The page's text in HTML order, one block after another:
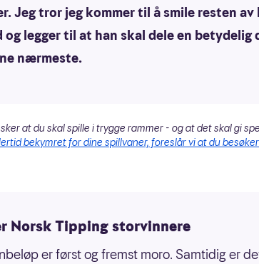
Jeg tror jeg kommer til å smile resten
og legger til at han skal dele en betydelig
nærmeste.
at du skal spille i trygge rammer - og at det skal gi
bekymret for dine spillvaner, foreslår vi at du
Norsk Tipping storvinnere
er først og fremst moro. Samtidig er